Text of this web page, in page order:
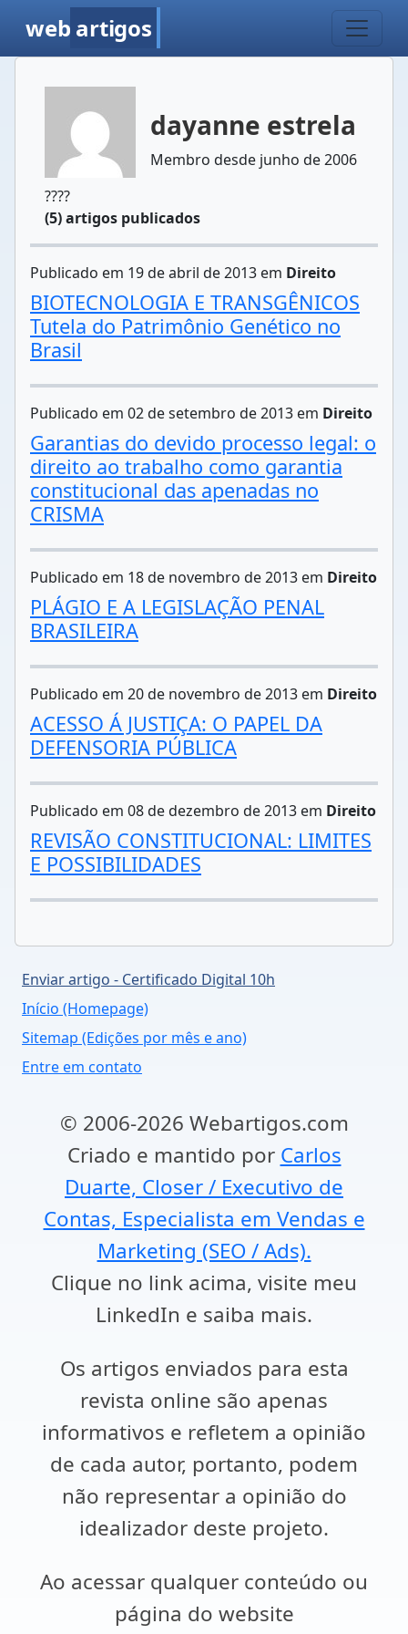
web artigos
dayanne estrela
Membro desde junho de 2006
????
(5) artigos publicados
Publicado em 19 de abril de 2013 em Direito
BIOTECNOLOGIA E TRANSGÊNICOS
Tutela do Patrimônio Genético no
Brasil
Publicado em 02 de setembro de 2013 em Direito
Garantias do devido processo legal: o
direito ao trabalho como garantia
constitucional das apenadas no
CRISMA
Publicado em 18 de novembro de 2013 em Direito
PLÁGIO E A LEGISLAÇÃO PENAL
BRASILEIRA
Publicado em 20 de novembro de 2013 em Direito
ACESSO Á JUSTIÇA: O PAPEL DA
DEFENSORIA PÚBLICA
Publicado em 08 de dezembro de 2013 em Direito
REVISÃO CONSTITUCIONAL: LIMITES
E POSSIBILIDADES
Enviar artigo - Certificado Digital 10h
Início (Homepage)
Sitemap (Edições por mês e ano)
Entre em contato
© 2006-2026 Webartigos.com
Criado e mantido por Carlos
Duarte, Closer / Executivo de
Contas, Especialista em Vendas e
Marketing (SEO / Ads).
Clique no link acima, visite meu
LinkedIn e saiba mais.
Os artigos enviados para esta
revista online são apenas
informativos e refletem a opinião
de cada autor, portanto, podem
não representar a opinião do
idealizador deste projeto.
Ao acessar qualquer conteúdo ou
página do website